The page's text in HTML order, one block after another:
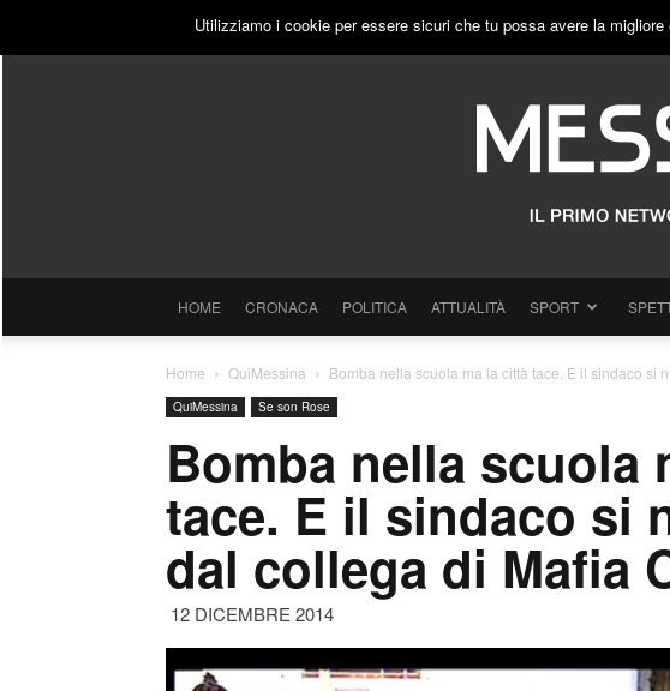
SABATO, 8 AGOSTO 2026 PUBBLICITÀ
HOME CRONACA POLITICA ATTUALITÀ SPORT
Home QuiMessina Bomba nella scuola ma la città tace. E il sindaco si
QuiMessina Se son Rose
Bomba nella scuola
tace. E il sindaco si
dal collega di Mafia
12 DICEMBRE 2014
Utilizziamo i cookie per essere sicuri che tu possa avere la